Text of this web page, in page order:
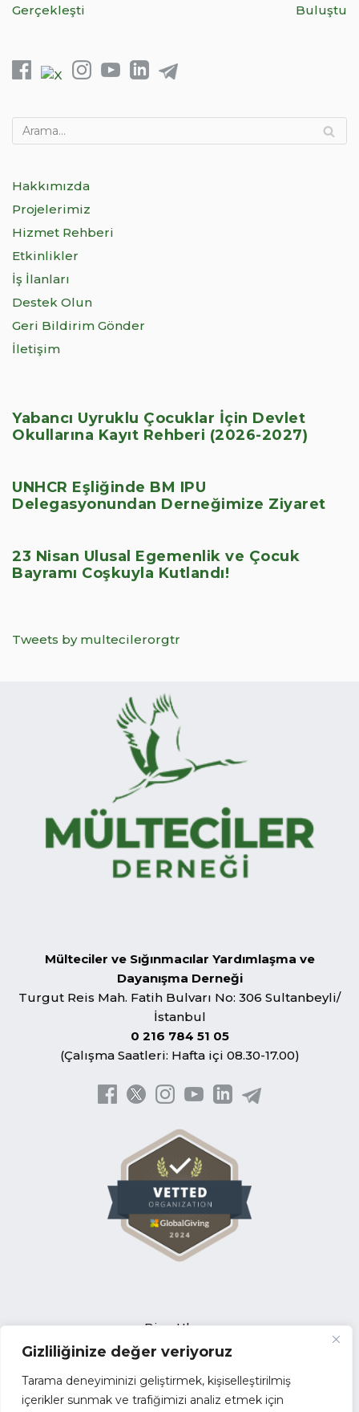
Gizliliğinize değer veriyoruz
Tarama deneyiminizi geliştirmek, kişiselleştirilmiş
içerikler sunmak ve trafiğimizi analiz etmek için
Gerçekleşti
Buluştu
Hakkımızda
Projelerimiz
Hizmet Rehberi
Etkinlikler
İş İlanları
Destek Olun
Geri Bildirim Gönder
İletişim
Yabancı Uyruklu Çocuklar İçin Devlet
Okullarına Kayıt Rehberi (2026-2027)
UNHCR Eşliğinde BM IPU
Delegasyonundan Derneğimize Ziyaret
23 Nisan Ulusal Egemenlik ve Çocuk
Bayramı Coşkuyla Kutlandı!
Tweets by multecilerorgtr
Mülteciler ve Sığınmacılar Yardımlaşma ve
Dayanışma Derneği
Turgut Reis Mah. Fatih Bulvarı No: 306 Sultanbeyli/
İstanbul
0 216 784 51 05
(Çalışma Saatleri: Hafta içi 08.30-17.00)
Bize Ulaşın
Açık Pozisyonlar
İhale Duyuruları
Tedarikçi Başvuru Formu